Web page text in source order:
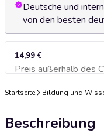
Deutsche und
von den besten
14,99 €
Preis außerhalb des
Zum
Startseite Bildung und
Beschreibung